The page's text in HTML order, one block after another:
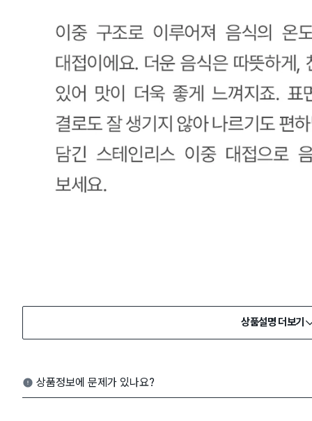
상품설명 더보기
상품정보에 문제가 있나요?